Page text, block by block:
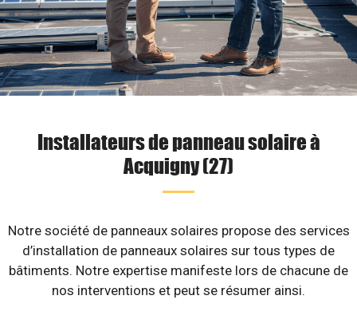
Installateurs de panneau solaire à
Acquigny (27)
Notre société de panneaux solaires propose des services
d’installation de panneaux solaires sur tous types de
bâtiments. Notre expertise manifeste lors de chacune de
nos interventions et peut se résumer ainsi.